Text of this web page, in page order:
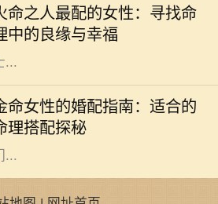
命之人最配的女性：寻找命
中的良缘与幸福
性乐观，充满创造力和积极向上的
量。然而，合适的伴侣对于火命人
...
命女性的婚配指南：适合的
理搭配探秘
中国传统命理学中，八字命理被广
用于分析一个人的命运。在这些命
中，五行是极其重要的概念。金命
性，象征着坚韧、果敢与智慧，她
...